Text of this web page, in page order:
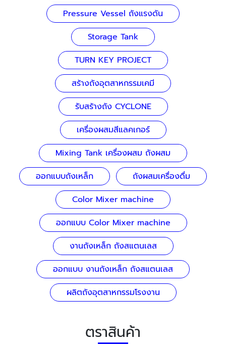
Pressure Vessel ถังแรงดัน
Storage Tank
TURN KEY PROJECT
สร้างถังอุตสาหกรรมเคมี
รับสร้างถัง CYCLONE
เครื่องผสมสีแลคเกอร์
Mixing Tank เครื่องผสม ถังผสม
ออกแบบถังเหล็ก
ถังผสมเครื่องดื่ม
Color Mixer machine
ออกแบบ Color Mixer machine
งานถังเหล็ก ถังสแตนเลส
ออกแบบ งานถังเหล็ก ถังสแตนเลส
ผลิตถังอุตสาหกรรมโรงงาน
ตราสินค้า